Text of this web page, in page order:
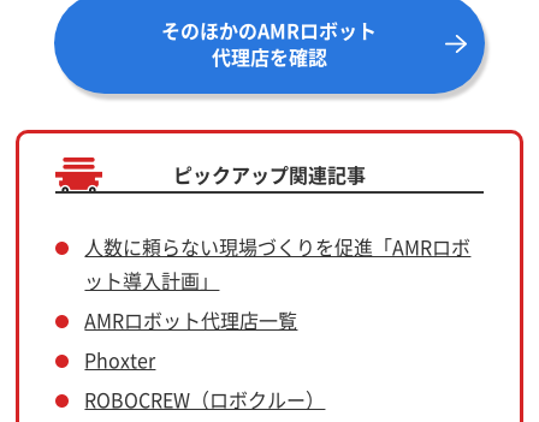
そのほかのAMRロボット
代理店を確認
ピックアップ関連記事
人数に頼らない現場づくりを促進「AMRロボ
ット導入計画」
AMRロボット代理店一覧
Phoxter
ROBOCREW（ロボクルー）